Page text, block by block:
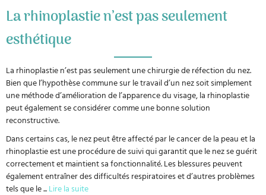
La rhinoplastie n’est pas seulement
esthétique
La rhinoplastie n’est pas seulement une chirurgie de réfection du nez.
Bien que l’hypothèse commune sur le travail d’un nez soit simplement
une méthode d’amélioration de l’apparence du visage, la rhinoplastie
peut également se considérer comme une bonne solution
reconstructive.
Dans certains cas, le nez peut être affecté par le cancer de la peau et la
rhinoplastie est une procédure de suivi qui garantit que le nez se guérit
correctement et maintient sa fonctionnalité. Les blessures peuvent
également entraîner des difficultés respiratoires et d’autres problèmes
tels que le...Lire la suite